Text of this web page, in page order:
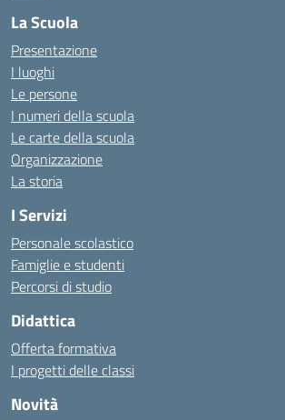
La Scuola
Presentazione
I luoghi
Le persone
I numeri della scuola
Le carte della scuola
Organizzazione
La storia
I Servizi
Personale scolastico
Famiglie e studenti
Percorsi di studio
Didattica
Offerta formativa
I progetti delle classi
Novità